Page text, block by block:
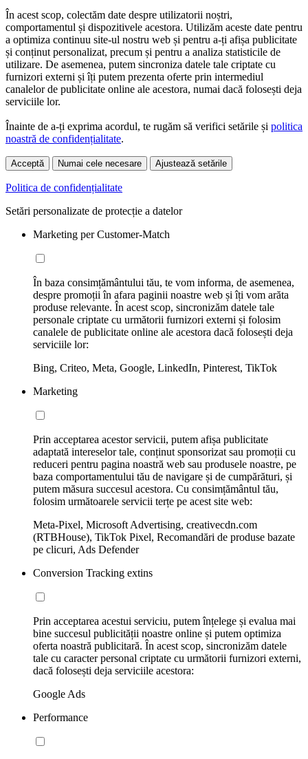
În acest scop, colectăm date despre utilizatorii noștri,
comportamentul și dispozitivele acestora. Utilizăm aceste date pentru
a optimiza continuu site-ul nostru web și pentru a-ți afișa publicitate
și conținut personalizat, precum și pentru a analiza statisticile de
utilizare. De asemenea, putem sincroniza datele tale criptate cu
furnizori externi și îți putem prezenta oferte prin intermediul
canalelor de publicitate online ale acestora, numai dacă folosești deja
serviciile lor.
Înainte de a-ți exprima acordul, te rugăm să verifici setările și politica
noastră de confidențialitate.
Acceptă Numai cele necesare Ajustează setările
Politica de confidențialitate
Setări personalizate de protecție a datelor
Marketing per Customer-Match
În baza consimțământului tău, te vom informa, de asemenea,
despre promoții în afara paginii noastre web și îți vom arăta
produse relevante. În acest scop, sincronizăm datele tale
personale criptate cu următorii furnizori externi și folosim
canalele de publicitate online ale acestora dacă folosești deja
serviciile lor:
Bing, Criteo, Meta, Google, LinkedIn, Pinterest, TikTok
Marketing
Prin acceptarea acestor servicii, putem afișa publicitate
adaptată intereselor tale, conținut sponsorizat sau promoții cu
reduceri pentru pagina noastră web sau produsele noastre, pe
baza comportamentului tău de navigare și de cumpărături, și
putem măsura succesul acestora. Cu consimțământul tău,
folosim următoarele servicii terțe pe acest site web:
Meta-Pixel, Microsoft Advertising, creativecdn.com
(RTBHouse), TikTok Pixel, Recomandări de produse bazate
pe clicuri, Ads Defender
Conversion Tracking extins
Prin acceptarea acestui serviciu, putem înțelege și evalua mai
bine succesul publicității noastre online și putem optimiza
oferta noastră publicitară. În acest scop, sincronizăm datele
tale cu caracter personal criptate cu următorii furnizori externi,
dacă folosești deja serviciile acestora:
Google Ads
Performance